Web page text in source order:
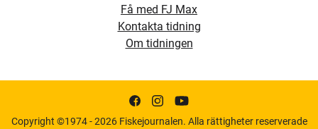
Batteri och polskor ingår ej.
Kompatibel med ringkabelskor på 8,4 mm eller större.
60″. Fästet gör det lätt att montera på och av motorn.
Få med FJ Max
Kontakta tidning
Om tidningen
Copyright ©1974 - 2026 Fiskejournalen. Alla rättigheter reserverade